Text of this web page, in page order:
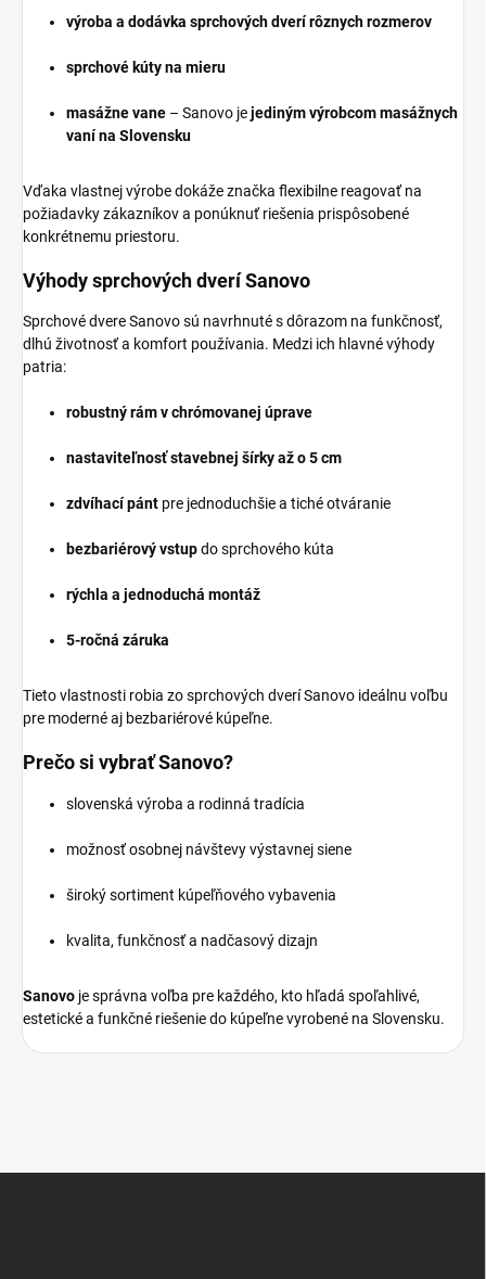
výroba a dodávka sprchových dverí rôznych rozmerov
sprchové kúty na mieru
masážne vane – Sanovo jejediným výrobcom masážnych
vaní na Slovensku
Vďaka vlastnej výrobe dokáže značka flexibilne reagovať na
požiadavky zákazníkov a ponúknuť riešenia prispôsobené
konkrétnemu priestoru.
Výhody sprchových dverí Sanovo
Sprchové dvere Sanovo sú navrhnuté s dôrazom na funkčnosť,
dlhú životnosť a komfort používania. Medzi ich hlavné výhody
patria:
robustný rám v chrómovanej úprave
nastaviteľnosť stavebnej šírky až o 5 cm
zdvíhací pánt pre jednoduchšie a tiché otváranie
bezbariérový vstupdo sprchového kúta
rýchla a jednoduchá montáž
5-ročná záruka
Tieto vlastnosti robia zo sprchových dverí Sanovo ideálnu voľbu
pre moderné aj bezbariérové kúpeľne.
Prečo si vybrať Sanovo?
slovenská výroba a rodinná tradícia
možnosť osobnej návštevy výstavnej siene
široký sortiment kúpeľňového vybavenia
kvalita, funkčnosť a nadčasový dizajn
Sanovo je správna voľba pre každého, kto hľadá spoľahlivé,
estetické a funkčné riešenie do kúpeľne vyrobené na Slovensku.